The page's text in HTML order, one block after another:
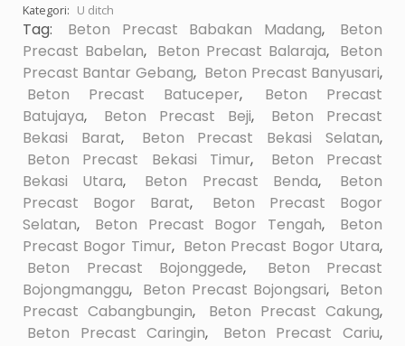
Kategori: U ditch
Tag: Beton Precast Babakan Madang,
Beton
Precast Babelan, Beton Precast Balaraja, Beton
Precast Bantar Gebang, Beton Precast Banyusari,
Beton Precast Batuceper,
Beton Precast
Batujaya, Beton Precast Beji,
Beton Precast
Bekasi Barat, Beton Precast Bekasi Selatan,
Beton Precast Bekasi Timur,
Beton Precast
Bekasi Utara, Beton Precast Benda,
Beton
Precast Bogor Barat,
Beton Precast Bogor
Selatan, Beton Precast Bogor Tengah,
Beton
Precast Bogor Timur, Beton Precast Bogor Utara,
Beton Precast Bojonggede,
Beton Precast
Bojongmanggu, Beton Precast Bojongsari, Beton
Precast Cabangbungin, Beton Precast Cakung,
Beton Precast Caringin, Beton Precast Cariu,